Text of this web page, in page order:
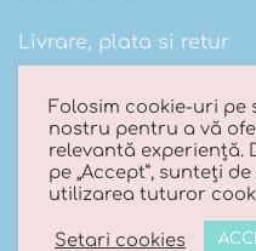
Livrare, plata si retur
Termeni si conditii
Politica de
Folosim cookie-uri pe
nostru pentru a vă
relevantă experiență.
pe „Accept”, sunteți
utilizarea tuturor
Setari cookies